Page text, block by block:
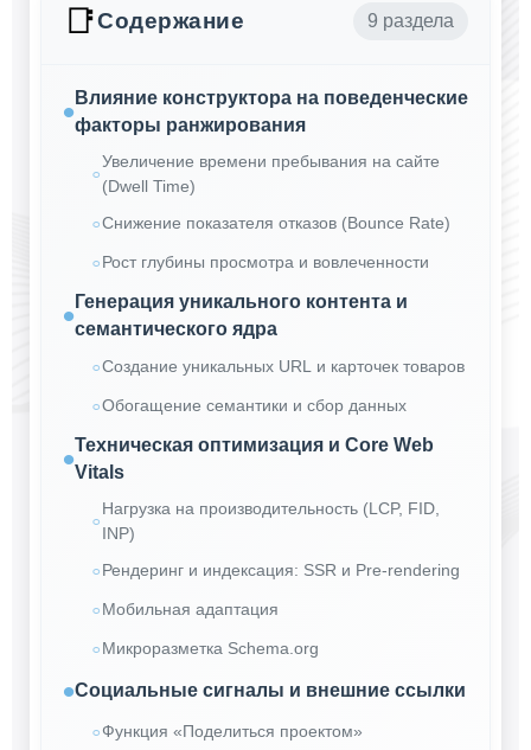
📑Содержание 9 раздела
Влияние конструктора на поведенческие
факторы ранжирования
Увеличение времени пребывания на сайте
(Dwell Time)
Снижение показателя отказов (Bounce Rate)
Рост глубины просмотра и вовлеченности
Генерация уникального контента и
семантического ядра
Создание уникальных URL и карточек товаров
Обогащение семантики и сбор данных
Техническая оптимизация и Core Web
Vitals
Нагрузка на производительность (LCP, FID,
INP)
Рендеринг и индексация: SSR и Pre-rendering
Мобильная адаптация
Микроразметка Schema.org
Социальные сигналы и внешние ссылки
Функция «Поделиться проектом»